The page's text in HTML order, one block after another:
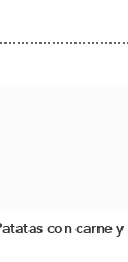
con carne